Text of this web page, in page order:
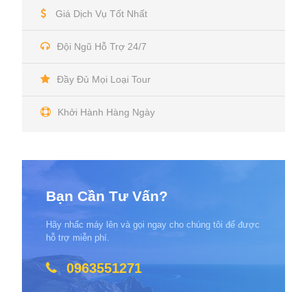
Giá Dịch Vụ Tốt Nhất
Đội Ngũ Hỗ Trợ 24/7
Đầy Đủ Mọi Loại Tour
Khởi Hành Hàng Ngày
Bạn Cần Tư Vấn?
Hãy nhấc máy lên và gọi ngay cho chúng tôi để được
hỗ trợ miễn phí.
0963551271